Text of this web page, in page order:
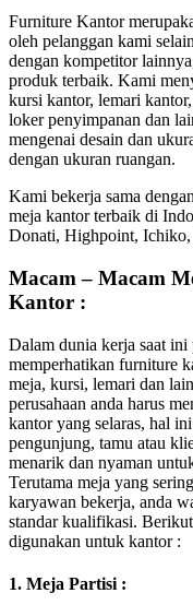
Furniture Kantor
oleh pelanggan kami
dengan kompetitor
produk terbaik. Kami
kursi kantor, lemari
loker penyimpanan dan
mengenai desain dan
dengan ukuran ruangan.
Kami bekerja sama
meja kantor terbaik di
Donati, Highpoint,
Macam – Macam
Kantor :
Dalam dunia kerja saat
memperhatikan furniture
meja, kursi, lemari dan
perusahaan anda harus
kantor yang selaras, hal
pengunjung, tamu atau
menarik dan nyaman
Terutama meja yang
karyawan bekerja, anda
standar kualifikasi.
digunakan untuk kantor :
1. Meja Partisi :